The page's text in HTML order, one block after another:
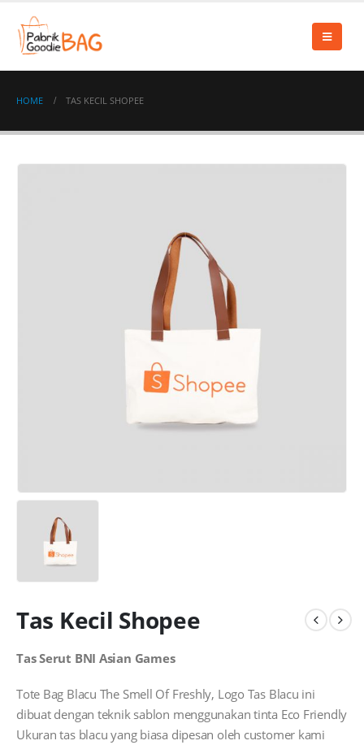
HOME TAS KECIL SHOPEE
Tas Kecil Shopee
Tas Serut BNI Asian Games
Tote Bag Blacu The Smell Of Freshly, Logo Tas Blacu ini
dibuat dengan teknik sablon menggunakan tinta Eco Friendly
Ukuran tas blacu yang biasa dipesan oleh customer kami